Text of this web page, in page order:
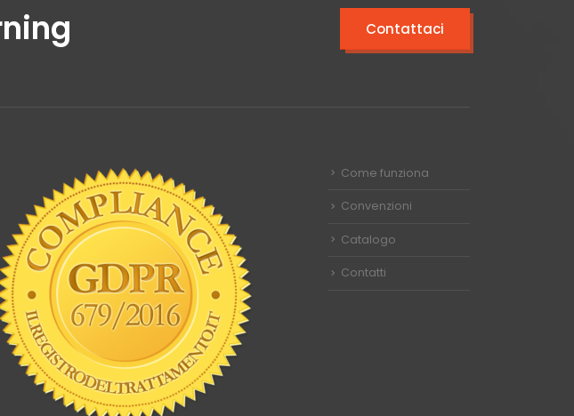
Contattaci
Come funziona
Convenzioni
Catalogo
Contatti